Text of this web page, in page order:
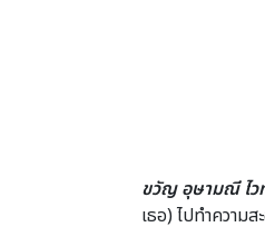
ขวัญ อุษามณี ไว
เธอ) ไปทำความ